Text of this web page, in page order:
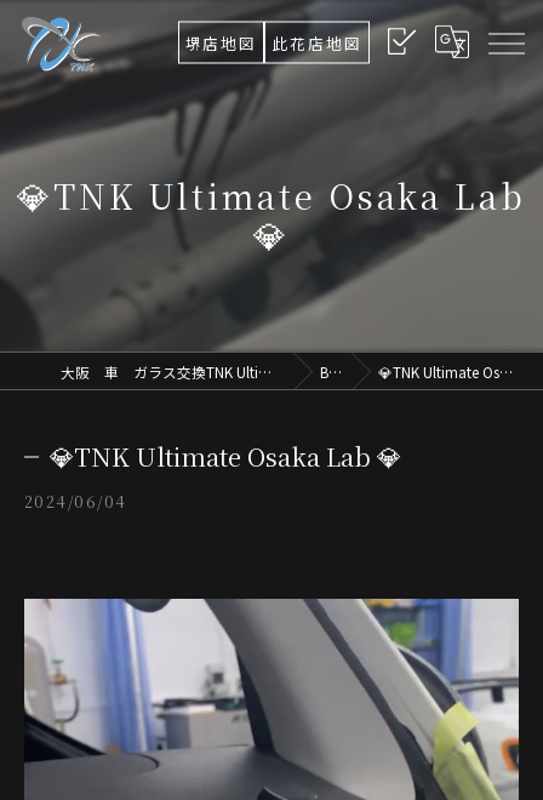
堺店地図 此花店地図
💎TNK Ultimate Osaka Lab
💎
大阪 車 ガラス交換TNK Ultimate Osaka.Lab Blog 💎TNK Ultimate Osaka Lab 💎
💎TNK Ultimate Osaka Lab 💎
2024/06/04